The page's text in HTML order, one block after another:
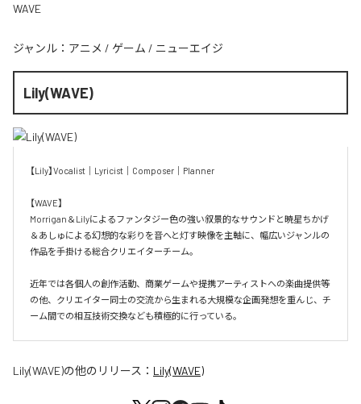
WAVE
ジャンル： アニメ / ゲーム / ニューエイジ
Lily(WAVE)
【Lily】Vocalist｜Lyricist｜Composer｜Planner
【WAVE】
Morrigan＆Lilyによるファンタジー色の強い叙景的なサウンドと暁星ちかげ
＆あしゅによる幻想的な彩りを音へと灯す映像を主軸に、幅広いジャンルの
作品を手掛ける総合クリエイターチーム。
近年では各個人の創作活動、商業ゲームや提携アーティストへの楽曲提供等
の他、クリエイター同士の交流から生まれる大規模な企画発想を重んじ、チ
ーム間での相互技術交換なども積極的に行っている。
Lily(WAVE)の他のリリース： Lily(WAVE)